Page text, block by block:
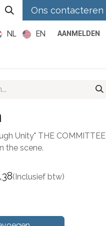
Ons contacteren
NL EN AANMELDEN
Unity" THE COMMITTEE
the scene.
(Inclusief btw)